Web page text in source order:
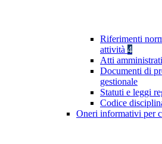
Riferimenti
attività 4
Atti
Documenti di
gestionale
Statuti e leggi
Codice
Oneri informativi per